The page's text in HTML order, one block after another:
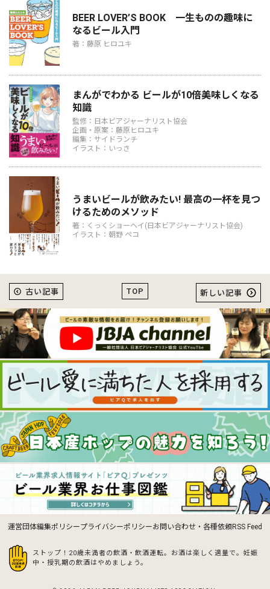
BEER LOVER’S BOOK 一生ものの趣味に
なるビール入門
著：藤原 ヒロユキ
まんがでわかる ビールが10倍美味しくなる
知識
監修：日本ビアジャーナリスト協会
企画・原案：藤原ヒロユキ
編集：サイドランチ
イラスト：いっさ
うまいビールが飲みたい! 最高の一杯を見つ
けるためのメソッド
著：くっくショーヘイ(日本ビアジャーナリスト協会)
イラスト：朝野 ペコ
TOP
古い記事 新しい記事
運営団体編集ポリシープライバシーポリシーお問い合わせ・各種依頼RSS Feed
ストップ！20歳未満者の飲酒・飲酒運転。お酒は楽しく適量で。 妊娠
中・授乳期の飲酒はやめましょう。